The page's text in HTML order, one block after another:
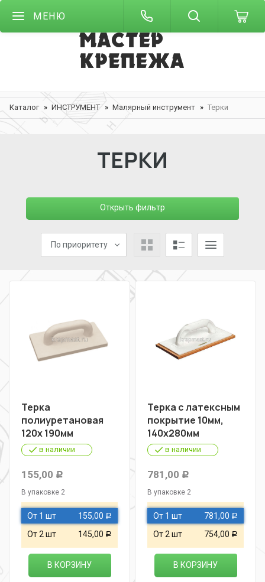
МЕНЮ
Каталог ИНСТРУМЕНТ Малярный инструмент Терки
ТЕРКИ
Открыть фильтр
По приоритету
Терка
полиуретановая
120х 190мм
в наличии
155,00 Р
В упаковке 2
От 1 шт 155,00 Р
От 2 шт 145,00 Р
В КОРЗИНУ
Терка с латексным
покрытие 10мм,
140х280мм
в наличии
781,00 Р
В упаковке 2
От 1 шт 781,00 Р
От 2 шт 754,00 Р
В КОРЗИНУ